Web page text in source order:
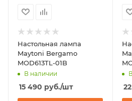
Настольная лампа
Maytoni Bergamo
MOD613TL-01B
В наличии
15 490 руб./шт